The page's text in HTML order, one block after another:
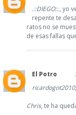
.::DIEGO::., yo
repente te
ratos no se
de esas fallas
El Potro
ricardogot2010
Chris, te ha